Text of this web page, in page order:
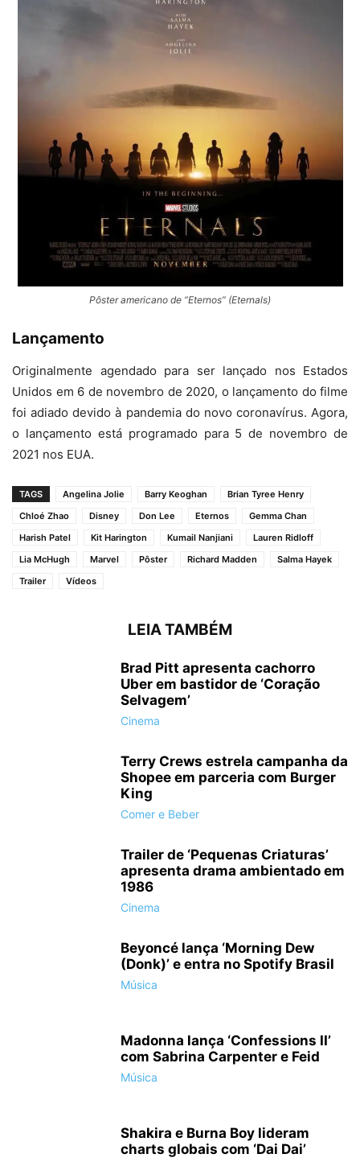
Pôster americano de “Eternos” (Eternals)
Lançamento
Originalmente agendado para ser lançado nos Estados
Unidos em 6 de novembro de 2020, o lançamento do filme
foi adiado devido à pandemia do novo coronavírus. Agora,
o lançamento está programado para 5 de novembro de
2021 nos EUA.
TAGS Angelina Jolie Barry Keoghan
Brian Tyree Henry
Chloé Zhao
Disney Don Lee Eternos
Gemma Chan
Harish Patel
Kit Harington Kumail Nanjiani
Lauren Ridloff
Lia McHugh
Marvel Pôster Richard Madden
Salma Hayek
Trailer
Vídeos
LEIA TAMBÉM
Brad Pitt apresenta cachorro
Uber em bastidor de ‘Coração
Selvagem’
Cinema
Terry Crews estrela campanha da
Shopee em parceria com Burger
King
Comer e Beber
Trailer de ‘Pequenas Criaturas’
apresenta drama ambientado em
1986
Cinema
Beyoncé lança ‘Morning Dew
(Donk)’ e entra no Spotify Brasil
Música
Madonna lança ‘Confessions II’
com Sabrina Carpenter e Feid
Música
Shakira e Burna Boy lideram
charts globais com ‘Dai Dai’